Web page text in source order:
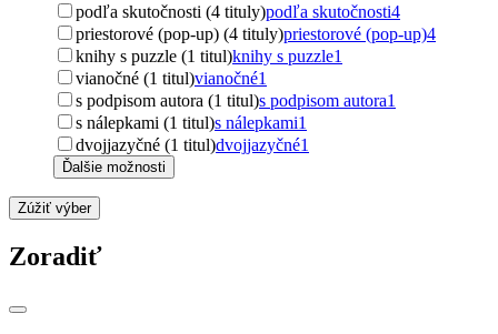
podľa skutočnosti (4 tituly)podľa skutočnosti4
priestorové (pop-up) (4 tituly)priestorové (pop-up)4
knihy s puzzle (1 titul)knihy s puzzle1
vianočné (1 titul)vianočné1
s podpisom autora (1 titul)s podpisom autora1
s nálepkami (1 titul)s nálepkami1
dvojjazyčné (1 titul)dvojjazyčné1
Ďalšie možnosti
Zúžiť výber
Zoradiť